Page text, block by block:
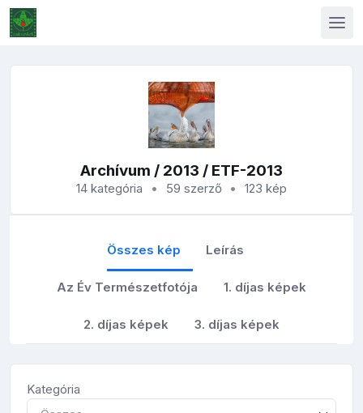
Archívum / 2013 / ETF-2013
14 kategória 59 szerző 123 kép
Összes kép Leírás
Az Év Természetfotója 1. díjas képek
2. díjas képek 3. díjas képek
Kategória